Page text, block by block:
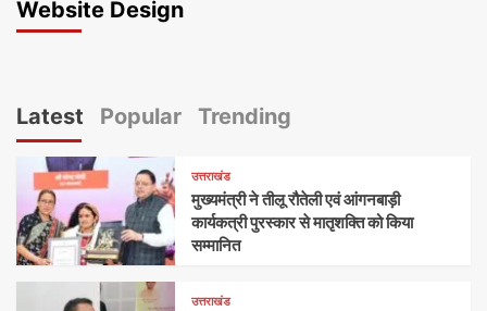
Website Design
Latest Popular Trending
उत्तराखंड
मुख्यमंत्री ने तीलू रौतेली एवं आंगनबाड़ी
कार्यकत्री पुरस्कार से मातृशक्ति को किया
सम्मानित
उत्तराखंड